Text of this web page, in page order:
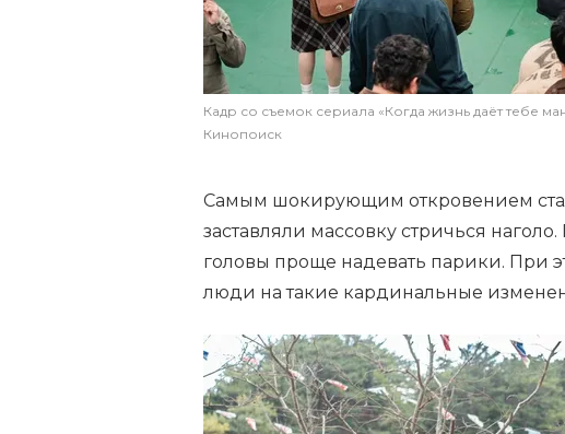
Кадр со съемок сериала «Когда жизнь даёт тебе
Кинопоиск
Самым шокирующим откровением
заставляли массовку стричься
головы проще надевать парики. При
люди на такие кардинальные